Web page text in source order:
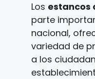
Los estancos
parte
nacional,
variedad de
a los